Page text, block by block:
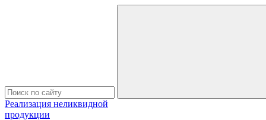
Реализация неликвидной
продукции